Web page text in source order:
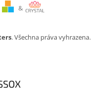
&
. Všechna práva vyhrazena.